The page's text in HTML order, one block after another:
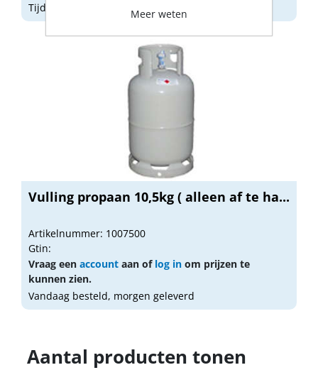
Tijdelijk niet op voorraad
Vulling propaan 10,5kg ( alleen af te ha...
Artikelnummer: 1007500
Gtin:
Vraag een account aan of log in om prijzen te
kunnen zien.
Vandaag besteld, morgen geleverd
Aantal producten tonen
Meer weten